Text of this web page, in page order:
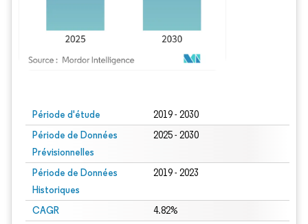
Période d'étude 2019 - 2030
Période de Données
Prévisionnelles
2025 - 2030
Période de Données
Historiques
2019 - 2023
CAGR 4.82%